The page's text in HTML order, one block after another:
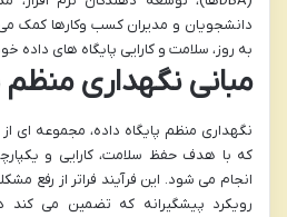
دانشجویان و مدیران کسب وکارها کمک می
به روز، سلامت و کارایی پایگاه های داده
مبانی نگهداری منظم
نگهداری منظم پایگاه داده، مجموعه ای
که با هدف حفظ سلامت، کارایی و
انجام می شود. این فرآیند فراتر از رفع
رویکرد پیشگیرانه که تضمین می کند